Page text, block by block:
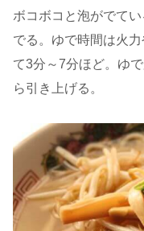
ボコボコと泡がでて
でる。ゆで時間は火
て3分～7分ほど。ゆ
ら引き上げる。